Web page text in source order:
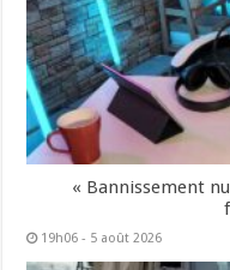
« Bannissement
19h06 - 5 août 2026